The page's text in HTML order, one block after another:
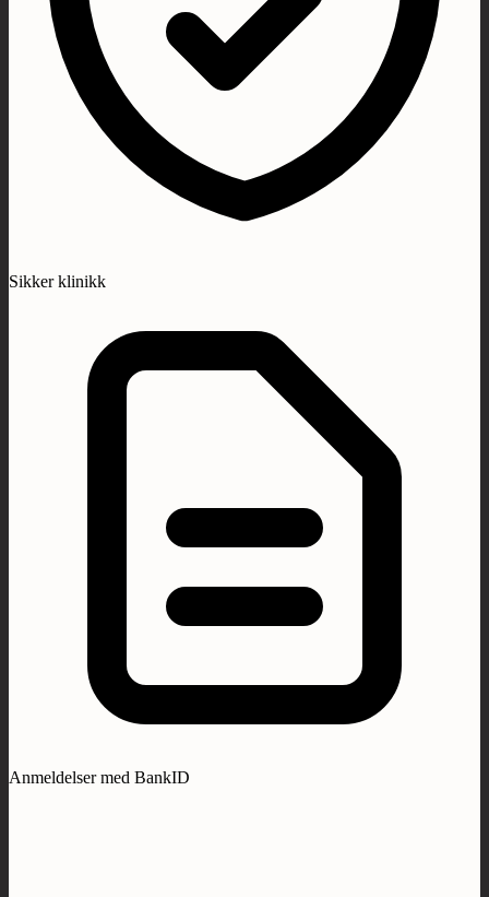
Sikker klinikk
Anmeldelser med BankID